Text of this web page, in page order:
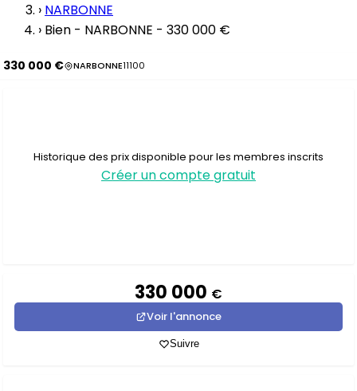
› NARBONNE
› Bien - NARBONNE - 330 000 €
330 000 € NARBONNE11100
Historique des prix disponible pour les membres inscrits
Créer un compte gratuit
330 000 €
Voir l'annonce
Suivre